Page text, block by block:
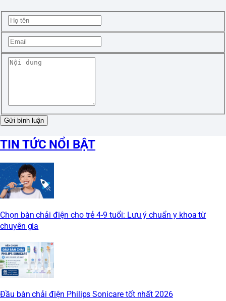
Gửi bình luận
TIN TỨC NỔI BẬT
Chọn bàn chải điện cho trẻ 4-9 tuổi: Lưu ý chuẩn y khoa từ
chuyên gia
Đầu bàn chải điện Philips Sonicare tốt nhất 2026